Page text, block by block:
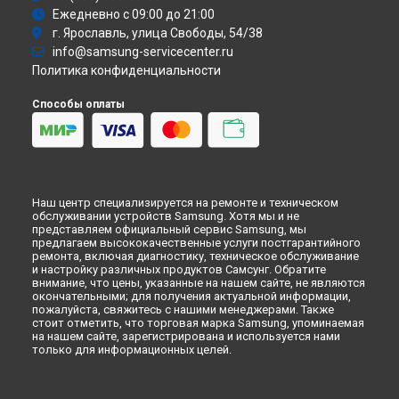
Ремонт вертикального пылесоса EV Jet 90 Complete
Samsung вТюмени
Ремонт вертикального пылесоса EV Jet 90 Complete
Иркутске
Samsung вСамаре
Ремонт вертикального пылесоса EV Jet 90 Complete
Samsung в
Омске
Samsung вПерми
Ремонт вертикального пылесоса EV Jet 90 Complete
Samsung вУльяновске
Ремонт вертикального пылесоса EV Jet 90 Complete
Samsung вКирове
Ремонт вертикального пылесоса EV Jet 90 Complete
Samsung в Москве
Ремонт вертикального пылесоса EV Jet 90 Complete
Samsung вСанкт-Петербурге
Смарт-часы
Варочная панель
Посудомоечная машина
Морозильная камера
Кондиционер
Духовой шкаф
Вытяжка
Ежедневно с 09:00 до 21:00
г. Ярославль, улица Свободы, 54/38
info@samsung-servicecenter.ru
Политика конфиденциальности
Способы оплаты
Наш центр специализируется на ремонте и техническом
обслуживании устройств Samsung. Хотя мы и не
представляем официальный сервис Samsung, мы
предлагаем высококачественные услуги постгарантийного
ремонта, включая диагностику, техническое обслуживание
и настройку различных продуктов Самсунг. Обратите
внимание, что цены, указанные на нашем сайте, не являются
окончательными; для получения актуальной информации,
пожалуйста, свяжитесь с нашими менеджерами. Также
стоит отметить, что торговая марка Samsung, упоминаемая
на нашем сайте, зарегистрирована и используется нами
только для информационных целей.